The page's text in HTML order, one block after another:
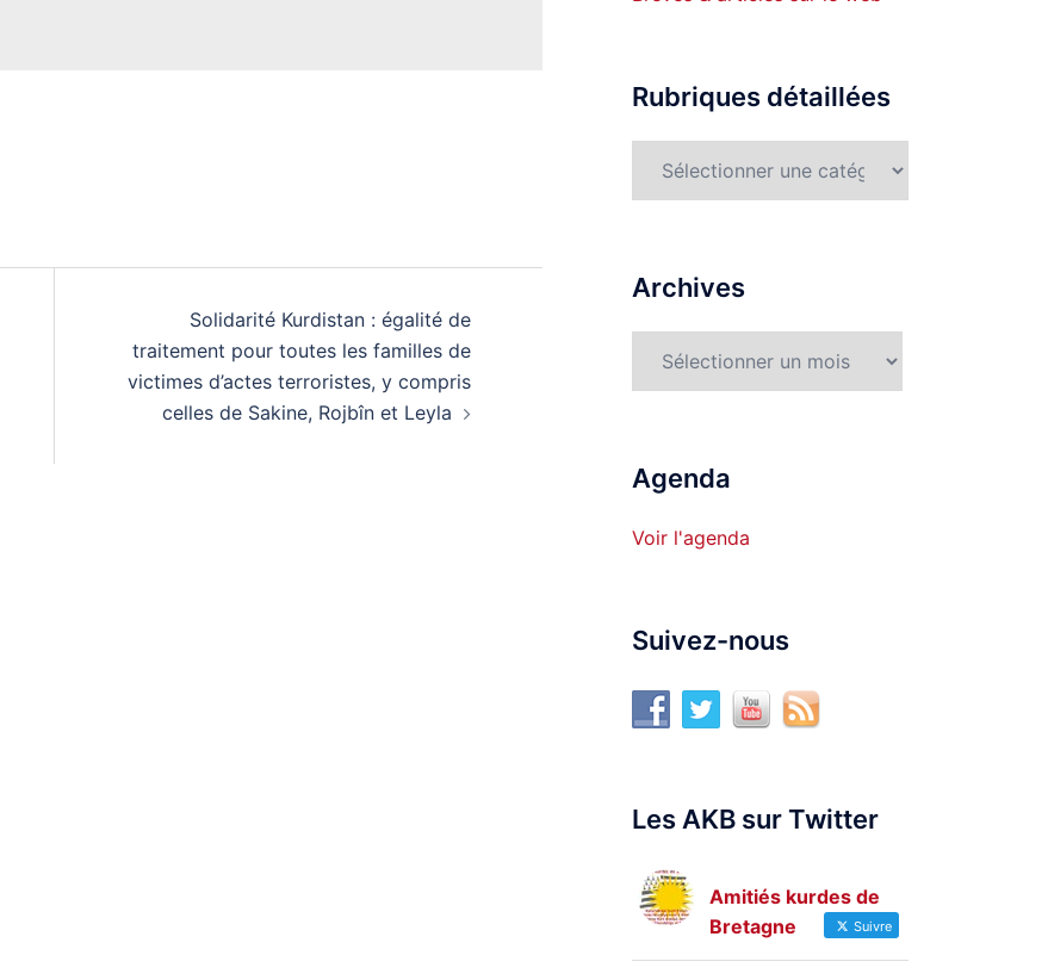
Solidarité Kurdistan : égalité de
traitement pour toutes les familles de
victimes d’actes terroristes, y compris
celles de Sakine, Rojbîn et Leyla
Rubriques détaillées
Archives
Agenda
Voir l'agenda
Suivez-nous
Les AKB sur Twitter
Amitiés kurdes de
Bretagne
Suivre